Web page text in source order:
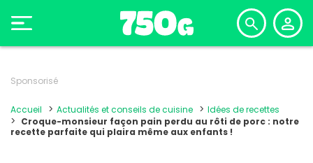
Sponsorisé
Accueil Actualités et conseils de cuisine
Idées de recettes
Croque-monsieur façon pain perdu au rôti de porc : notre
recette parfaite qui plaira même aux enfants !